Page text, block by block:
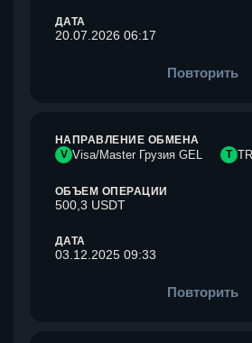
ДАТА
20.07.2026 06:17
Повторить
НАПРАВЛЕНИЕ ОБМЕНА
V Visa/Master Грузия GEL T
ОБЪЕМ ОПЕРАЦИИ
500,3 USDT
ДАТА
03.12.2025 09:33
Повторить